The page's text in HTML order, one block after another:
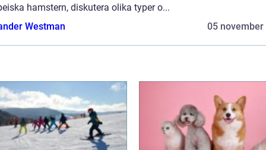
hamstern, diskutera olika typer o...
Westman
05 november